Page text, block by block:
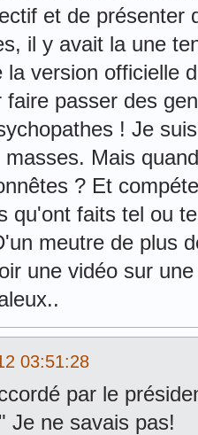
et de présenter
il y avait la une
la version officielle
passer des
! Je
Mais
? Et
qu'ont faits tel ou
meutre de plus
une vidéo sur
03:51:28
par le
Je ne savais pas!